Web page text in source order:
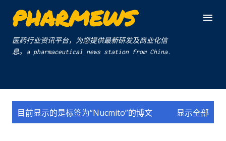
跳至主要内容
PHARMEWS
医药行业资讯平台，为您提供最新研发及商业化信
息。a pharmaceutical news station from China.
目前显示的是标签为“Nucmito”的博文 显示全部